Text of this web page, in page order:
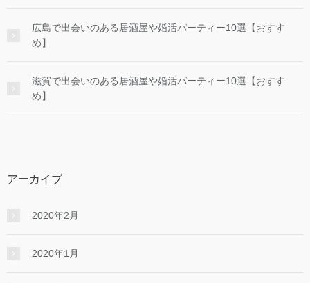
広島で出会いのある居酒屋や婚活パーティー10選【おすす
め】
滋賀で出会いのある居酒屋や婚活パーティー10選【おすす
め】
アーカイブ
2020年2月
2020年1月